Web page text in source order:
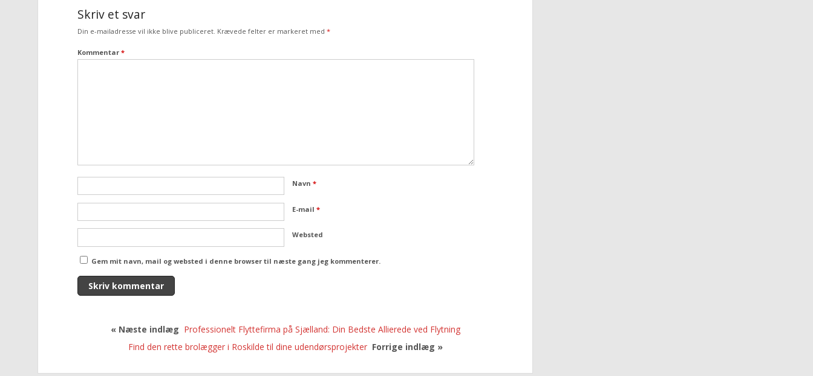
Skriv et svar
Din e-mailadresse vil ikke blive publiceret. Krævede felter er markeret med*
Kommentar*
Navn*
E-mail*
Websted
Gem mit navn, mail og websted i denne browser til næste gang jeg kommenterer.
« Næste indlæg Professionelt Flyttefirma på Sjælland: Din Bedste Allierede ved Flytning
Find den rette brolægger i Roskilde til dine udendørsprojekterForrige indlæg »